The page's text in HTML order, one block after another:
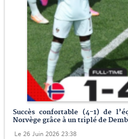
Succès confortable (4-1) de
Norvège grâce à un triplé de
Le 26 Juin 2026 23:38